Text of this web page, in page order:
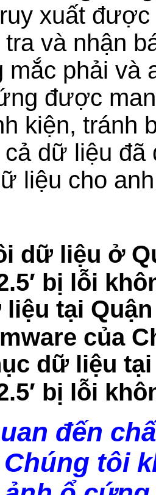
xuất
và nhận
mắc phải và
được
kiện, tránh
cả dữ liệu
liệu cho
dữ liệu ở
bị lỗi
tại Quận
của
dữ liệu
bị lỗi
đến
Chúng tôi